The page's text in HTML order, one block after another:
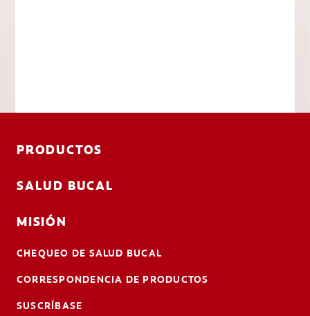
PRODUCTOS
SALUD BUCAL
MISIÓN
CHEQUEO DE SALUD BUCAL
CORRESPONDENCIA DE PRODUCTOS
SUSCRÍBASE